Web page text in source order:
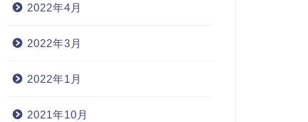
2022年4月
2022年3月
2022年1月
2021年10月